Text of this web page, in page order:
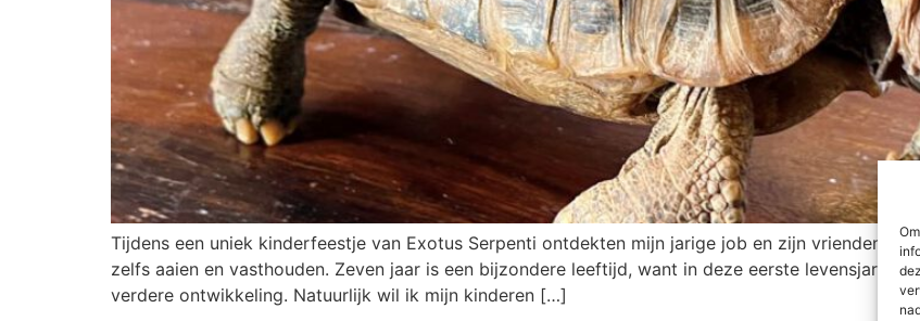
Tijdens een uniek kinderfeestje van Exotus Serpenti ontdekten mijn jarige job en zijn vrienden
zelfs aaien en vasthouden. Zeven jaar is een bijzondere leeftijd, want in deze eerste levensjaren
verdere ontwikkeling. Natuurlijk wil ik mijn kinderen […]